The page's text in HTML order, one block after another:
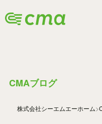
CMAブログ
株式会社シーエムエーホーム